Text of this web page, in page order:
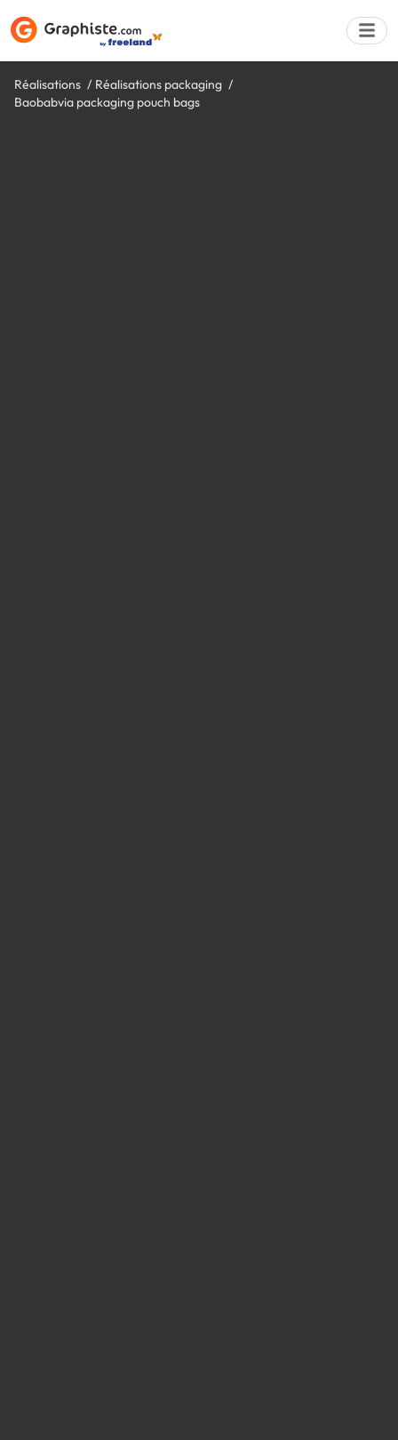
Réalisations
Réalisations packaging
Baobabvia packaging pouch bags